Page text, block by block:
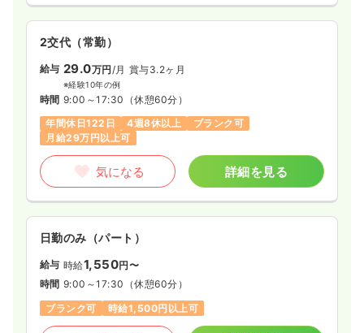
2交代（常勤）
給与 29.0万円 /月 賞与3.2ヶ月
※経験10年の例
時間 9:00～17:30 （休憩60分）
年間休日122日
4週8休以上
ブランク可
月給29万円以上可
気になる 詳細を見る
日勤のみ（パート）
給与 時給1,550円〜
時間 9:00～17:30 （休憩60分）
ブランク可
時給1,500円以上可